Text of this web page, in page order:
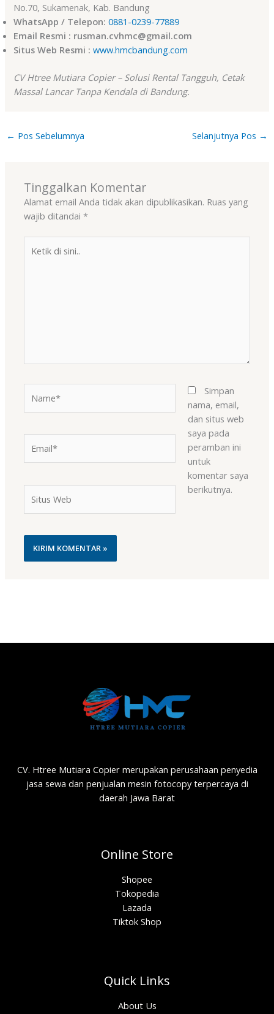
No.70, Sukamenak, Kab. Bandung
WhatsApp / Telepon: 0881-0239-77889
Email Resmi : rusman.cvhmc@gmail.com
Situs Web Resmi : www.hmcbandung.com
CV Htree Mutiara Copier – Solusi Rental Tangguh, Cetak
Massal Lancar Tanpa Kendala di Bandung.
← Pos Sebelumnya Selanjutnya Pos →
Tinggalkan Komentar
Alamat email Anda tidak akan dipublikasikan. Ruas yang
wajib ditandai*
Web
Simpan
nama, email,
dan situs web
saya pada
peramban ini
untuk
komentar saya
berikutnya.
CV. Htree Mutiara Copier merupakan perusahaan penyedia
jasa sewa dan penjualan mesin fotocopy terpercaya di
daerah Jawa Barat
Online Store
Shopee
Tokopedia
Lazada
Tiktok Shop
Quick Links
About Us